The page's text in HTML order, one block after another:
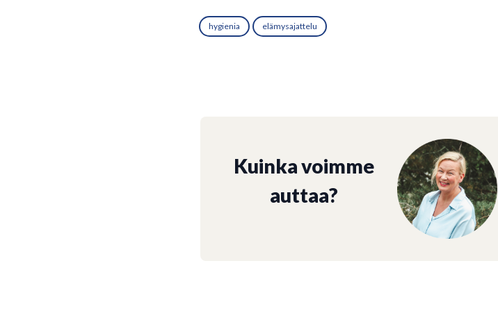
hygienia elämysajattelu
Kuinka voimme
auttaa?